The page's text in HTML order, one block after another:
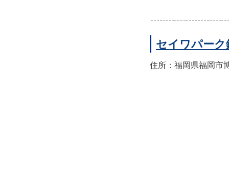
セイワパーク
住所：福岡県福岡市